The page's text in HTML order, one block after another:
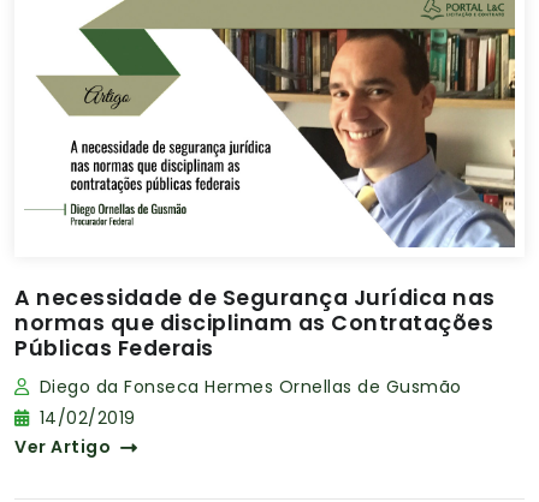
A necessidade de Segurança Jurídica nas
normas que disciplinam as Contratações
Públicas Federais
Diego da Fonseca Hermes Ornellas de Gusmão
14/02/2019
Ver Artigo